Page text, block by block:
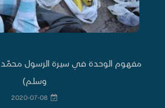
مفهوم الوحدة في سيرة الرسول محمّد
وسلم)
2020-07-08